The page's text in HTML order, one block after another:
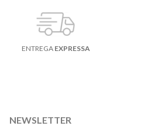
ENTREGA EXPRESSA
NEWSLETTER